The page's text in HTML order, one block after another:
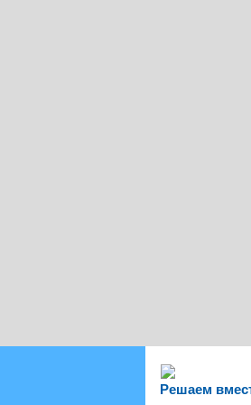
Решаем